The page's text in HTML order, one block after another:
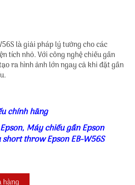
là giải pháp lý tưởng cho các
tích nhỏ. Với công nghệ chiếu gần
ra hình ảnh lớn ngay cả khi đặt gần
chính hãng
, Máy chiếu gần Epson
throw Epson EB-W56S